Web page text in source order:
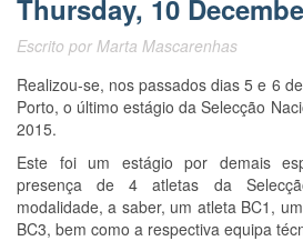
Thursday, 10
Escrito por Marta Mascarenhas
Realizou-se, nos passados dias 5 e 6
Porto, o último estágio da Selecção
2015.
Este foi um estágio por demais
presença de 4 atletas da
modalidade, a saber, um atleta BC1,
BC3, bem como a respectiva equipa